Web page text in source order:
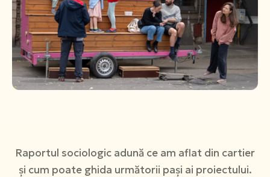
Raportul sociologic adună ce am aflat din cartier
și cum poate ghida următorii pași ai proiectului.